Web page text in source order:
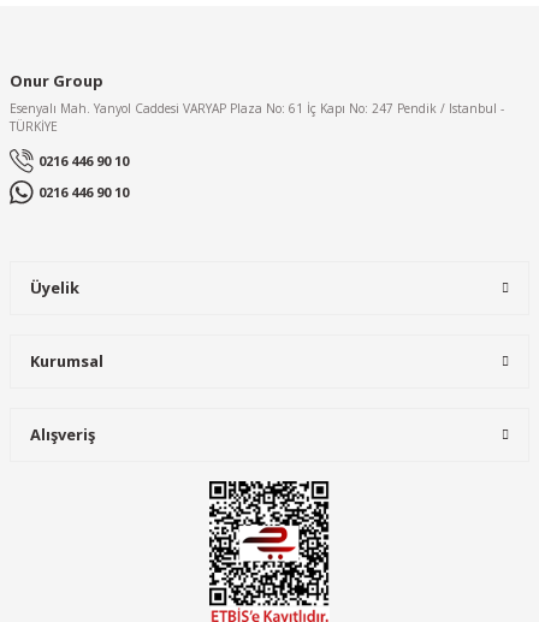
Onur Group
Esenyalı Mah. Yanyol Caddesi VARYAP Plaza No: 61 İç Kapı No: 247 Pendik / Istanbul -
TÜRKİYE
0216 446 90 10
0216 446 90 10
Üyelik
Kurumsal
Alışveriş